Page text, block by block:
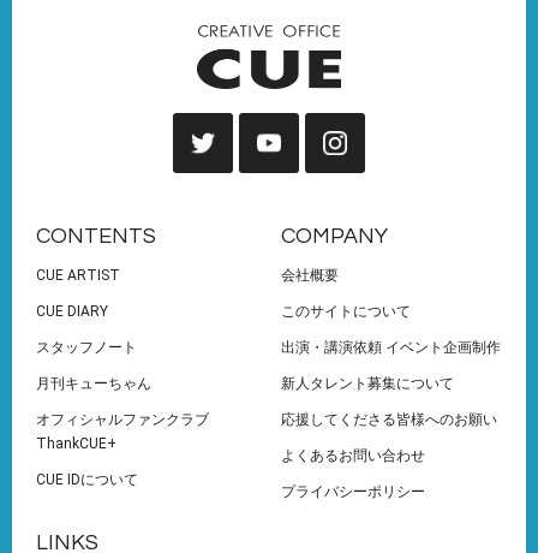
CONTENTS
CUE ARTIST
CUE DIARY
スタッフノート
月刊キューちゃん
オフィシャルファンクラブ
ThankCUE+
CUE IDについて
COMPANY
会社概要
このサイトについて
出演・講演依頼 イベント企画制作
新人タレント募集について
応援してくださる皆様へのお願い
よくあるお問い合わせ
プライバシーポリシー
LINKS